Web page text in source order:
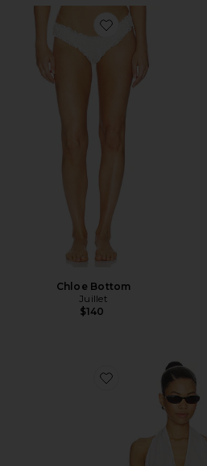
Favorite Chloe Bottom
Chloe Bottom
Juillet
$140
Favorite Violet Top